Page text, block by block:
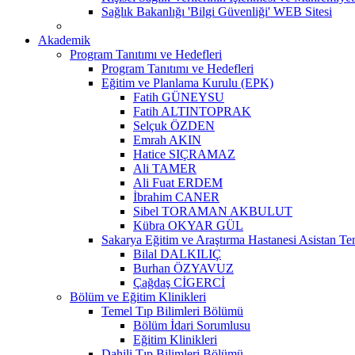
Sağlık Bakanlığı 'Bilgi Güvenliği' WEB Sitesi
Akademik
Program Tanıtımı ve Hedefleri
Program Tanıtımı ve Hedefleri
Eğitim ve Planlama Kurulu (EPK)
Fatih GÜNEYSU
Fatih ALTINTOPRAK
Selçuk ÖZDEN
Emrah AKIN
Hatice SIÇRAMAZ
Ali TAMER
Ali Fuat ERDEM
İbrahim CANER
Sibel TORAMAN AKBULUT
Kübra OKYAR GÜL
Sakarya Eğitim ve Araştırma Hastanesi Asistan
Bilal DALKILIÇ
Burhan ÖZYAVUZ
Çağdaş CİGERCİ
Bölüm ve Eğitim Klinikleri
Temel Tıp Bilimleri Bölümü
Bölüm İdari Sorumlusu
Eğitim Klinikleri